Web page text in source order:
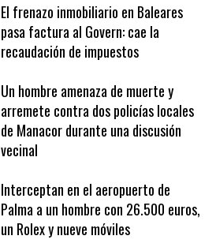
El frenazo inmobiliario en Baleares
pasa factura al Govern: cae la
recaudación de impuestos
Un hombre amenaza de muerte y
arremete contra dos policías locales
de Manacor durante una discusión
vecinal
Interceptan en el aeropuerto de
Palma a un hombre con 26.500 euros,
un Rolex y nueve móviles